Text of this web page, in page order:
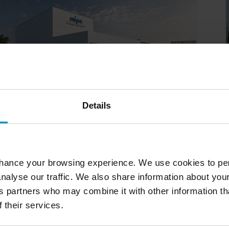
Details
your browsing experience. We use cookies to
our traffic. We also share information about
who may combine it with other information
their services.
MIPA SE es una empresa familiar alemana
de pinturas y recubrimientos que produce
repintado automotriz, pinturas industriales,